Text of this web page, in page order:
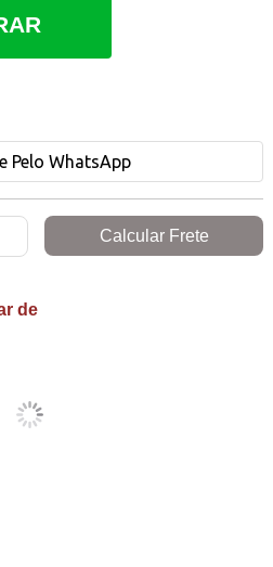
Pelo WhatsApp
de